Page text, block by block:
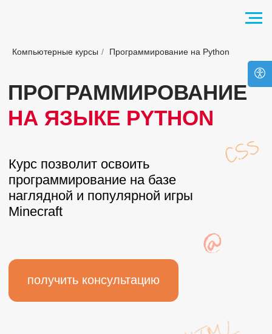
Компьютерные курсы / Программирование на Python
НА ЯЗЫКЕ PYTHON
получить консультацию
Курс позволит освоить
программирование на базе